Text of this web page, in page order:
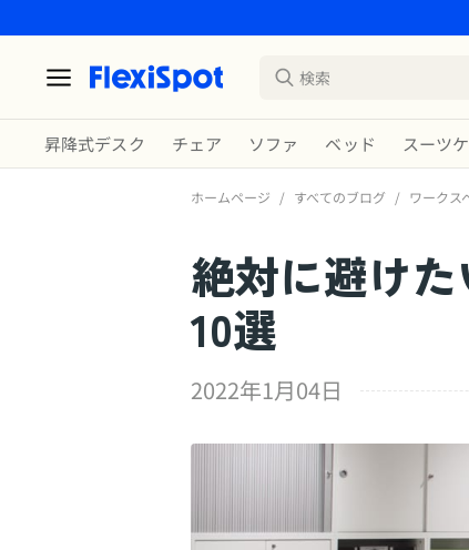
昇降式デスク チェア ソファ ベッド スーツ
ホームページ / すべてのブログ / ワークス
絶対に避け
10選
2022年1月04日